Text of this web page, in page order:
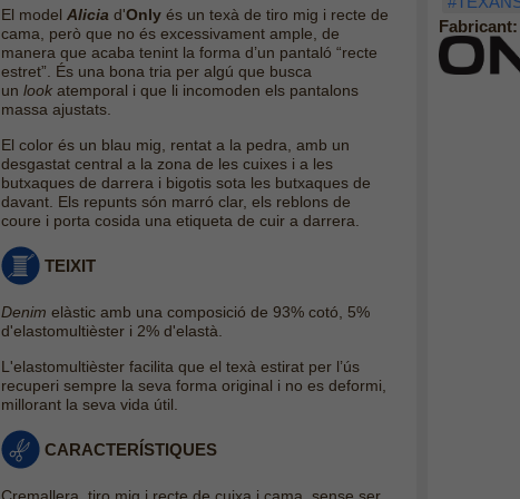
El model Aliciad'Only és un texà de tiro mig i recte de
cama, però que no és excessivament ample, de
manera que acaba tenint la forma d’un pantaló “recte
estret”. És una bona tria per algú que busca
un lookatemporal i que li incomoden els pantalons
massa ajustats.
El color és un blau mig, rentat a la pedra, amb un
desgastat central a la zona de les cuixes i a les
butxaques de darrera i bigotis sota les butxaques de
davant. Els repunts són marró clar, els reblons de
coure i porta cosida una etiqueta de cuir a darrera.
TEIXIT
Denim elàstic amb una composició de 93% cotó, 5%
d'elastomultièster i 2% d'elastà.
L'elastomultièster facilita que el texà estirat per l’ús
recuperi sempre la seva forma original i no es deformi,
millorant la seva vida útil.
CARACTERÍSTIQUES
Fabricant: